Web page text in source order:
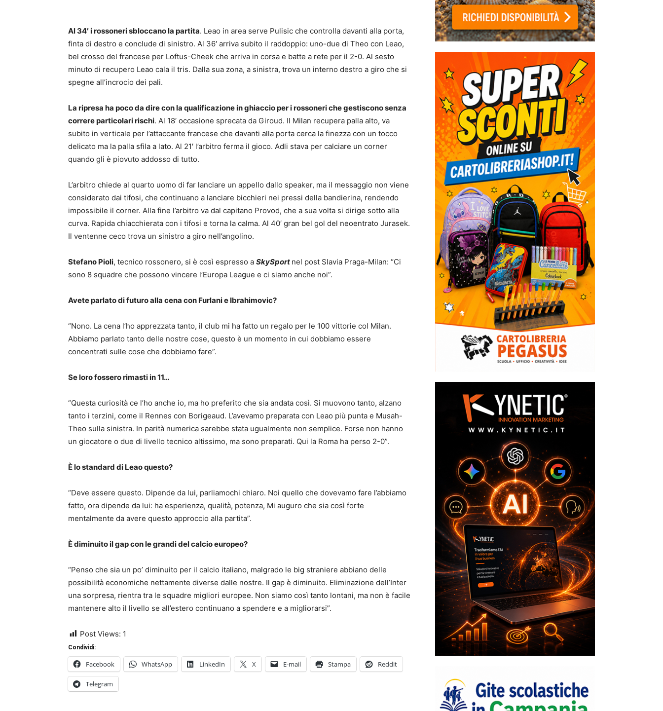
Al 34′ i rossoneri sbloccano la partita. Leao in area serve Pulisic che controlla davanti alla porta,
finta di destro e conclude di sinistro. Al 36′ arriva subito il raddoppio: uno-due di Theo con Leao,
bel crosso del francese per Loftus-Cheek che arriva in corsa e batte a rete per il 2-0. Al sesto
minuto di recupero Leao cala il tris. Dalla sua zona, a sinistra, trova un interno destro a giro che si
spegne all’incrocio dei pali.
La ripresa ha poco da dire con la qualificazione in ghiaccio per i rossoneri che gestiscono senza
correre particolari rischi. Al 18′ occasione sprecata da Giroud. Il Milan recupera palla alto, va
subito in verticale per l’attaccante francese che davanti alla porta cerca la finezza con un tocco
delicato ma la palla sfila a lato. Al 21′ l’arbitro ferma il gioco. Adli stava per calciare un corner
quando gli è piovuto addosso di tutto.
L’arbitro chiede al quarto uomo di far lanciare un appello dallo speaker, ma il messaggio non viene
considerato dai tifosi, che continuano a lanciare bicchieri nei pressi della bandierina, rendendo
impossibile il corner. Alla fine l’arbitro va dal capitano Provod, che a sua volta si dirige sotto alla
curva. Rapida chiacchierata con i tifosi e torna la calma. Al 40′ gran bel gol del neoentrato Jurasek.
Il ventenne ceco trova un sinistro a giro nell’angolino.
Stefano Pioli, tecnico rossonero, si è così espresso a SkySport nel post Slavia Praga-Milan: “Ci
sono 8 squadre che possono vincere l’Europa League e ci siamo anche noi”.
Avete parlato di futuro alla cena con Furlani e Ibrahimovic?
“Nono. La cena l’ho apprezzata tanto, il club mi ha fatto un regalo per le 100 vittorie col Milan.
Abbiamo parlato tanto delle nostre cose, questo è un momento in cui dobbiamo essere
concentrati sulle cose che dobbiamo fare”.
Se loro fossero rimasti in 11…
“Questa curiosità ce l’ho anche io, ma ho preferito che sia andata così. Si muovono tanto, alzano
tanto i terzini, come il Rennes con Borigeaud. L’avevamo preparata con Leao più punta e Musah-
Theo sulla sinistra. In parità numerica sarebbe stata ugualmente non semplice. Forse non hanno
un giocatore o due di livello tecnico altissimo, ma sono preparati. Qui la Roma ha perso 2-0”.
È lo standard di Leao questo?
“Deve essere questo. Dipende da lui, parliamochi chiaro. Noi quello che dovevamo fare l’abbiamo
fatto, ora dipende da lui: ha esperienza, qualità, potenza, Mi auguro che sia così forte
mentalmente da avere questo approccio alla partita”.
È diminuito il gap con le grandi del calcio europeo?
“Penso che sia un po’ diminuito per il calcio italiano, malgrado le big straniere abbiano delle
possibilità economiche nettamente diverse dalle nostre. Il gap è diminuito. Eliminazione dell’Inter
una sorpresa, rientra tra le squadre migliori europee. Non siamo così tanto lontani, ma non è facile
mantenere alto il livello se all’estero continuano a spendere e a migliorarsi”.
Post Views: 1
Condividi:
Facebook WhatsApp LinkedIn X E-mail Stampa Reddit
Telegram